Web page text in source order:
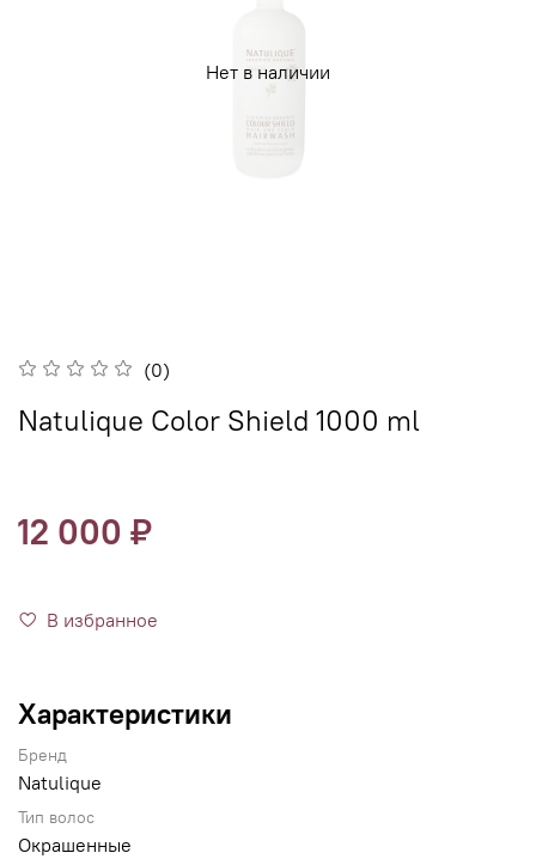
Нет в наличии
(0)
Natulique Color Shield 1000 ml
12 000 ₽
В избранное
Характеристики
Бренд
Natulique
Тип волос
Окрашенные